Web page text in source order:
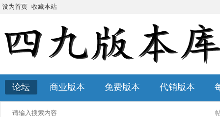
设为首页 收藏本站
论坛 商业版本 免费版本 代销版本